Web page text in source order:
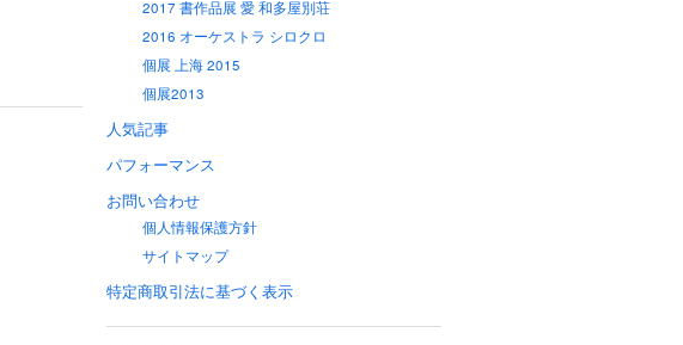
2017 書作品展 愛 和多屋別荘
2016 オーケストラ シロクロ
個展 上海 2015
個展2013
人気記事
パフォーマンス
お問い合わせ
個人情報保護方針
サイトマップ
特定商取引法に基づく表示